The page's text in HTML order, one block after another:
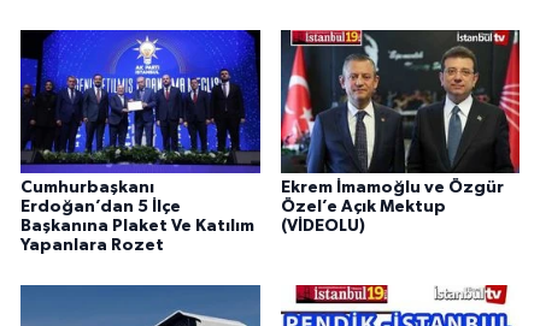
Cumhurbaşkanı
Erdoğan’dan 5 İlçe
Başkanına Plaket Ve Katılım
Yapanlara Rozet
Ekrem İmamoğlu ve Özgür
Özel’e Açık Mektup
(VİDEOLU)